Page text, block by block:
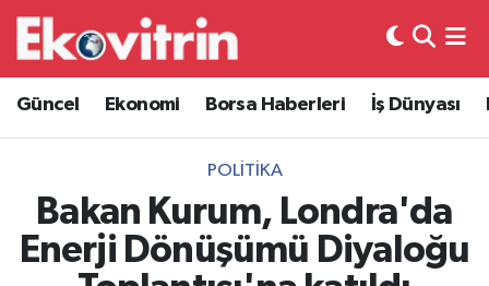
Güncel Ekonomi Borsa Haberleri İş Dünyası
POLITIKA
Bakan Kurum, Londra'da
Enerji Dönüşümü Diyaloğu
Güncel
Ekonomi
Borsa Haberleri
İş Dünyası
Hava Durumu
Trafik Durumu
Süper Lig Puan Durumu ve Fikstür
Tüm Manşetler